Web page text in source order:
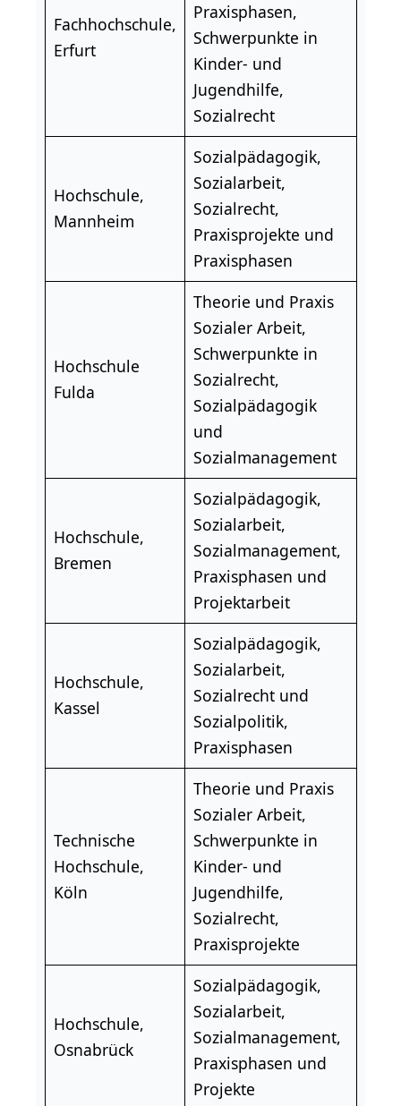
Fachhochschule,
Erfurt
Praxisphasen,
Schwerpunkte in
Kinder- und
Jugendhilfe,
Sozialrecht
Hochschule,
Mannheim
Sozialpädagogik,
Sozialarbeit,
Sozialrecht,
Praxisprojekte und
Praxisphasen
Hochschule
Fulda
Theorie und Praxis
Sozialer Arbeit,
Schwerpunkte in
Sozialrecht,
Sozialpädagogik
und
Sozialmanagement
Hochschule,
Bremen
Sozialpädagogik,
Sozialarbeit,
Sozialmanagement,
Praxisphasen und
Projektarbeit
Hochschule,
Kassel
Sozialpädagogik,
Sozialarbeit,
Sozialrecht und
Sozialpolitik,
Praxisphasen
Technische
Hochschule,
Köln
Theorie und Praxis
Sozialer Arbeit,
Schwerpunkte in
Kinder- und
Jugendhilfe,
Sozialrecht,
Praxisprojekte
Hochschule,
Osnabrück
Sozialpädagogik,
Sozialarbeit,
Sozialmanagement,
Praxisphasen und
Projekte